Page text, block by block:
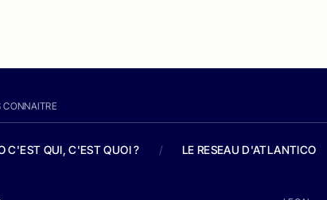
C'EST QUI, C'EST QUOI ? / LE RESEAU D'ATLANTICO